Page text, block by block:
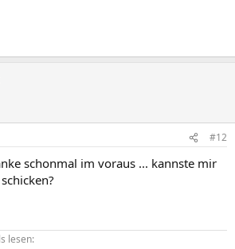
#12
schonmal im voraus ... kannste mir
lesen: